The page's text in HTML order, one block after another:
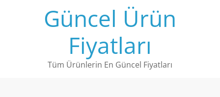
Güncel Ürün
Fiyatları
Tüm Ürünlerin En Güncel Fiyatları